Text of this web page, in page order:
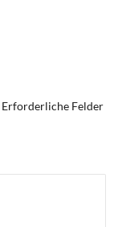
Erforderliche Felder